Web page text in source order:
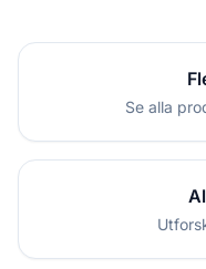
Se alla